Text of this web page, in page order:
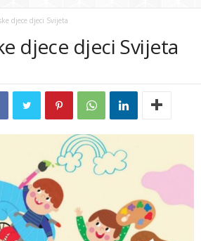
djece djeci Svijeta
djece djeci Svijeta